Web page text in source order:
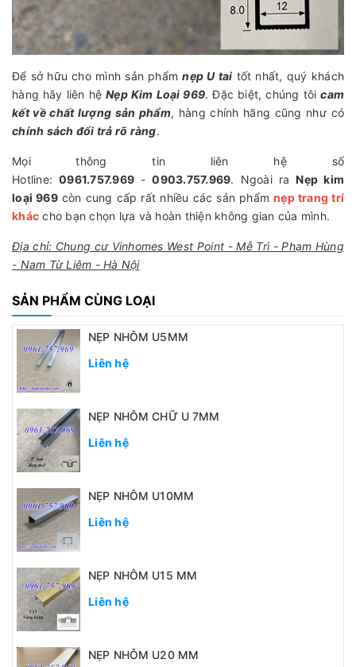
Để sở hữu cho mình sản phẩmnẹp U tai tốt nhất, quý khách
hàng hãy liên hệNẹp Kim Loại 969. Đặc biệt, chúng tôicam
kết về chất lượng sản phẩm, hàng chính hãng cũng như có
chính sách đổi trả rõ ràng.
Mọi thông tin liên hệ số
Hotline:0961.757.969 -0903.757.969. Ngoài raNẹp kim
loại 969còn cung cấp rất nhiều các sản phẩmnẹp trang trí
khác cho bạn chọn lựa và hoàn thiện không gian của mình.
Địa chỉ: Chung cư Vinhomes West Point - Mễ Trì - Phạm Hùng
- Nam Từ Liêm - Hà Nội
SẢN PHẨM CÙNG LOẠI
NẸP NHÔM U5MM
Liên hệ
NẸP NHÔM CHỮ U 7MM
Liên hệ
NẸP NHÔM U10MM
Liên hệ
NẸP NHÔM U15 MM
Liên hệ
NẸP NHÔM U20 MM